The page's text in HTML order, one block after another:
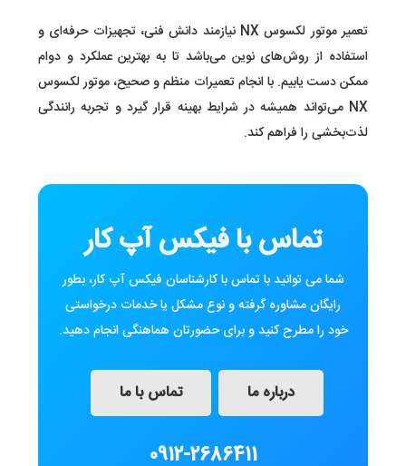
تعمیر موتور لکسوس NX نیازمند دانش فنی، تجهیزات حرفه‌ای و
استفاده از روش‌های نوین می‌باشد تا به بهترین عملکرد و دوام
ممکن دست یابیم. با انجام تعمیرات منظم و صحیح، موتور لکسوس
NX می‌تواند همیشه در شرایط بهینه قرار گیرد و تجربه رانندگی
لذت‌بخشی را فراهم کند.
تماس با فیکس آپ کار
شما می توانید با تماس با کارشناسان فیکس آپ کار، بطور
رایگان مشاوره گرفته و نوع مشکل یا خدمات درخواستی
خود را مطرح کنید و برای حضورتان هماهنگی انجام دهید.
درباره ما تماس با ما
0912-2686411